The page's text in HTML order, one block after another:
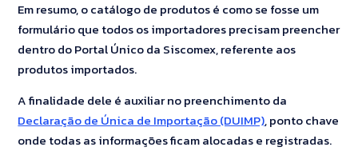
Em resumo, o catálogo de produtos é como se fosse um
formulário que todos os importadores precisam preencher
dentro do Portal Único da Siscomex, referente aos
produtos importados.
A finalidade dele é auxiliar no preenchimento da
Declaração de Única de Importação (DUIMP), ponto chave
onde todas as informações ficam alocadas e registradas.